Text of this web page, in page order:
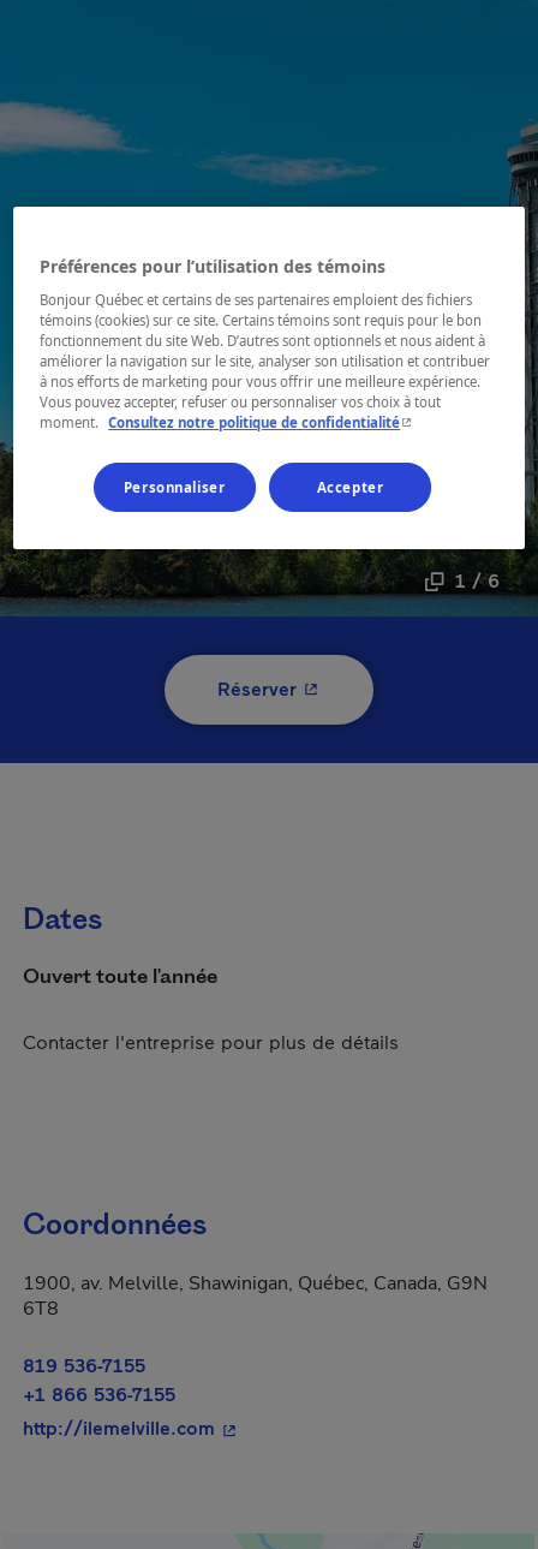
1 / 6
Réserver- Cet hyperlien s'ouvrira
Dates
Ouvert toute l'année
Contacter l'entreprise pour plus de détails
Coordonnées
1900, av. Melville, Shawinigan, Québec, Canada, G9N
6T8
819 536-7155
+1 866 536-7155
http://ilemelville.com - Cet hyperlien s'ouvrira dans une
Préférences pour l’utilisation des témoins
Bonjour Québec et certains de ses partenaires emploient des fichiers
témoins (cookies) sur ce site. Certains témoins sont requis pour le bon
fonctionnement du site Web. D’autres sont optionnels et nous aident à
améliorer la navigation sur le site, analyser son utilisation et contribuer
à nos efforts de marketing pour vous offrir une meilleure expérience.
Vous pouvez accepter, refuser ou personnaliser vos choix à tout
moment. Consultez notre politique de confidentialité- Cet hyperlien
Personnaliser Accepter